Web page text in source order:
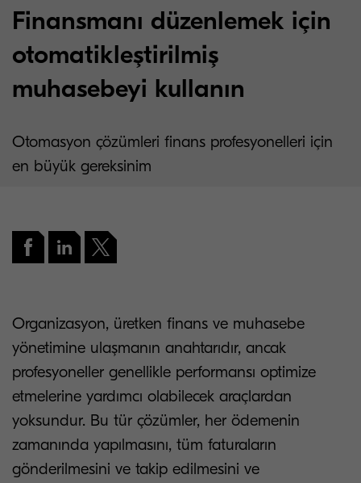
Finansmanı düzenlemek için
otomatikleştirilmiş
muhasebeyi kullanın
Otomasyon çözümleri finans profesyonelleri için
en büyük gereksinim
Organizasyon, üretken finans ve muhasebe
yönetimine ulaşmanın anahtarıdır, ancak
profesyoneller genellikle performansı optimize
etmelerine yardımcı olabilecek araçlardan
yoksundur. Bu tür çözümler, her ödemenin
zamanında yapılmasını, tüm faturaların
gönderilmesini ve takip edilmesini ve